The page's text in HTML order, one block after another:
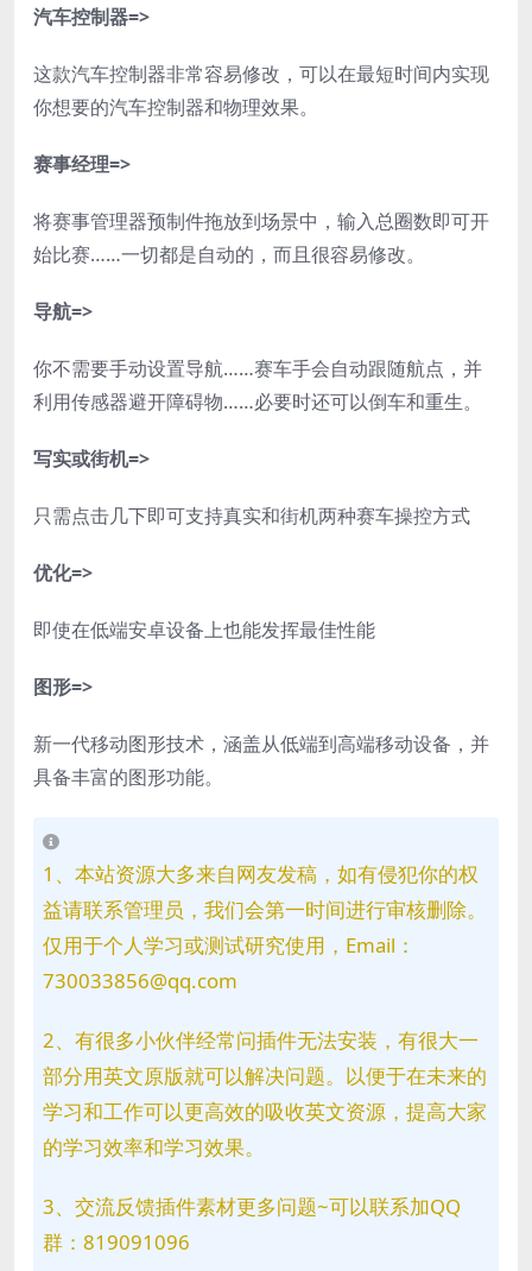
汽车控制器=>
这款汽车控制器非常容易修改，可以在最短时间内实现
你想要的汽车控制器和物理效果。
赛事经理=>
将赛事管理器预制件拖放到场景中，输入总圈数即可开
始比赛……一切都是自动的，而且很容易修改。
导航=>
你不需要手动设置导航……赛车手会自动跟随航点，并
利用传感器避开障碍物……必要时还可以倒车和重生。
写实或街机=>
只需点击几下即可支持真实和街机两种赛车操控方式
优化=>
即使在低端安卓设备上也能发挥最佳性能
图形=>
新一代移动图形技术，涵盖从低端到高端移动设备，并
具备丰富的图形功能。
1、本站资源大多来自网友发稿，如有侵犯你的权
益请联系管理员，我们会第一时间进行审核删除。
仅用于个人学习或测试研究使用，Email：
730033856@qq.com
2、有很多小伙伴经常问插件无法安装，有很大一
部分用英文原版就可以解决问题。以便于在未来的
学习和工作可以更高效的吸收英文资源，提高大家
的学习效率和学习效果。
3、交流反馈插件素材更多问题~可以联系加QQ
群：819091096